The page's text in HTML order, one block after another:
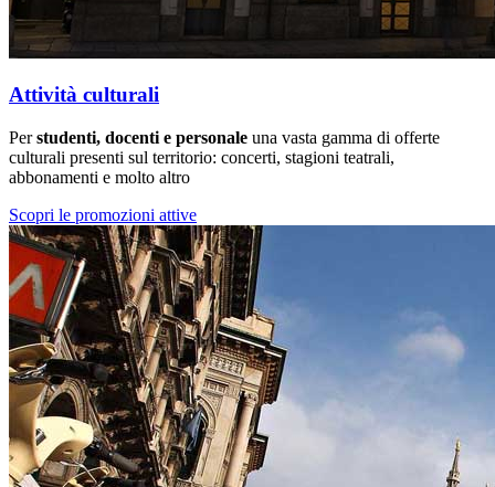
Attività culturali
Perstudenti, docenti e personale una vasta gamma di offerte
culturali presenti sul territorio: concerti, stagioni teatrali,
abbonamenti e molto altro
Scopri le promozioni attive